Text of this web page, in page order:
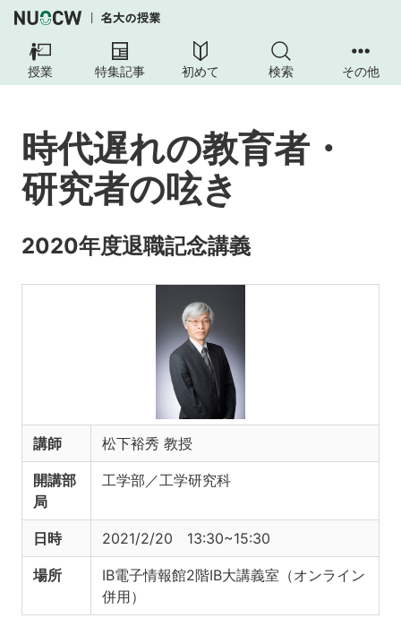
授業 特集記事 初めて 検索 その他
時代遅れの教育者・
研究者の呟き
2020年度退職記念講義
講師 松下裕秀 教授
開講部
局
工学部／工学研究科
日時 2021/2/20 13:30~15:30
場所
IB電子情報館2階IB大講義室（オンライン
併用）